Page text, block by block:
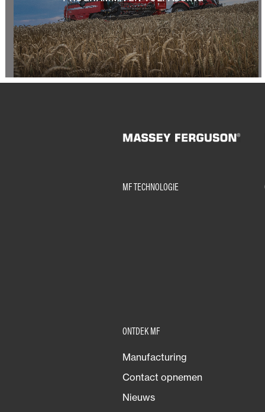
MF TECHNOLOGIE
ONTDEK MF
Manufacturing
Contact opnemen
Nieuws